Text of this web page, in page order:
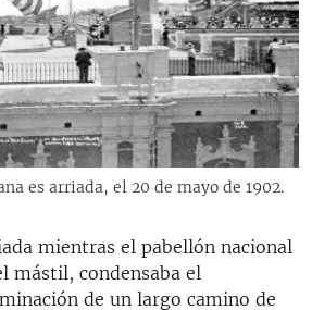
es arriada, el 20 de mayo de 1902.
mientras el pabellón nacional
mástil, condensaba el
de un largo camino de